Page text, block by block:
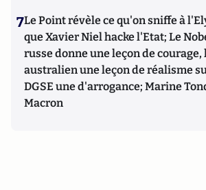
7Le Point révèle ce qu'on sniffe à
que Xavier Niel hacke l'Etat; Le
russe donne une leçon de courage,
australien une leçon de réalisme
DGSE une d'arrogance; Marine
Macron